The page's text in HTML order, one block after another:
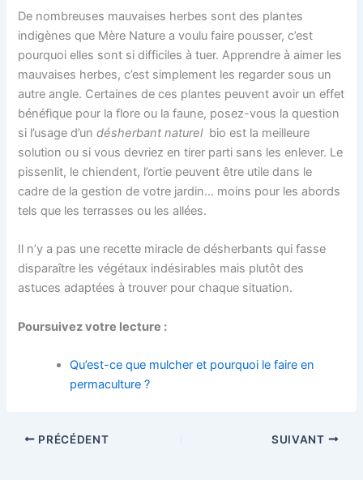
De nombreuses mauvaises herbes sont des plantes
indigènes que Mère Nature a voulu faire pousser, c’est
pourquoi elles sont si difficiles à tuer. Apprendre à aimer les
mauvaises herbes, c’est simplement les regarder sous un
autre angle. Certaines de ces plantes peuvent avoir un effet
bénéfique pour la flore ou la faune, posez-vous la question
si l’usage d’undésherbant naturelbio est la meilleure
solution ou si vous devriez en tirer parti sans les enlever. Le
pissenlit, le chiendent, l’ortie peuvent être utile dans le
cadre de la gestion de votre jardin… moins pour les abords
tels que les terrasses ou les allées.
Il n’y a pas une recette miracle de désherbants qui fasse
disparaître les végétaux indésirables mais plutôt des
astuces adaptées à trouver pour chaque situation.
Poursuivez votre lecture :
Qu’est-ce que mulcher et pourquoi le faire en
permaculture ?
PRÉCÉDENT SUIVANT